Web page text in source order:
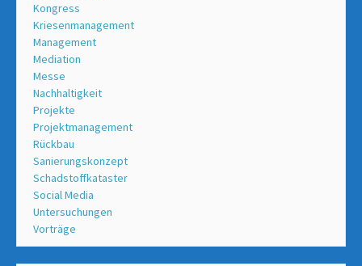
Kongress
Kriesenmanagement
Management
Mediation
Messe
Nachhaltigkeit
Projekte
Projektmanagement
Rückbau
Sanierungskonzept
Schadstoffkataster
Social Media
Untersuchungen
Vorträge